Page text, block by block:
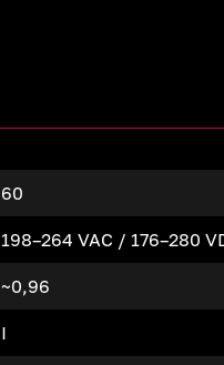
60
198–264 VAC / 176–280
~0,96
I